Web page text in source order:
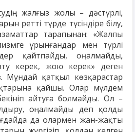
жолы – дәстүрлі,
ретті түрде түсіндіре білу,
тарапынан: «Жалпы
ұрынғандар мен түрлі
қайтпайды, оңалмайды,
керек, жою керек» деген
Мұндай қатқыл көзқарастар
қайшы. Олар мүлдем
айтуға болмайды. Ол –
алдыру, оңалмайды деп қолды
да олармен жан-жақты